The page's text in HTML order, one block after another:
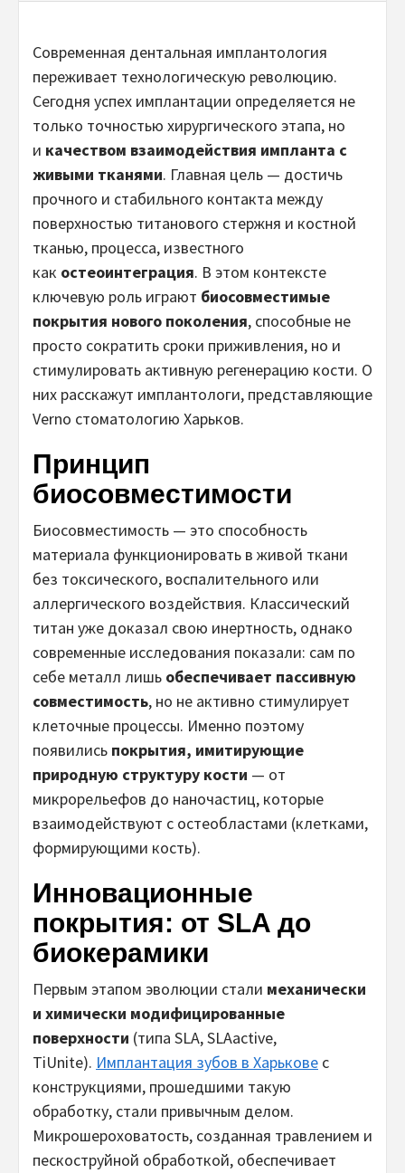
Современная дентальная имплантология
переживает технологическую революцию.
Сегодня успех имплантации определяется не
только точностью хирургического этапа, но
и качеством взаимодействия импланта с
живыми тканями. Главная цель — достичь
прочного и стабильного контакта между
поверхностью титанового стержня и костной
тканью, процесса, известного
как остеоинтеграция. В этом контексте
ключевую роль играют биосовместимые
покрытия нового поколения, способные не
просто сократить сроки приживления, но и
стимулировать активную регенерацию кости. О
них расскажут имплантологи, представляющие
Verno стоматологию Харьков.
Принцип
биосовместимости
Биосовместимость — это способность
материала функционировать в живой ткани
без токсического, воспалительного или
аллергического воздействия. Классический
титан уже доказал свою инертность, однако
современные исследования показали: сам по
себе металл лишь обеспечивает пассивную
совместимость, но не активно стимулирует
клеточные процессы. Именно поэтому
появились покрытия, имитирующие
природную структуру кости — от
микрорельефов до наночастиц, которые
взаимодействуют с остеобластами (клетками,
формирующими кость).
Инновационные
покрытия: от SLA до
биокерамики
Первым этапом эволюции стали механически
и химически модифицированные
поверхности (типа SLA, SLAactive,
TiUnite). Имплантация зубов в Харькове с
конструкциями, прошедшими такую
обработку, стали привычным делом.
Микрошероховатость, созданная травлением и
пескоструйной обработкой, обеспечивает